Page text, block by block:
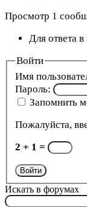
Просмотр 1
Для ответа
Войти
Имя
Пароль:
Запомнить
Пожалуйста,
2 + 1 =
Войти
Искать в форумах
Поиск: